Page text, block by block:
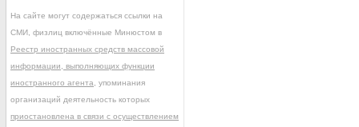
На сайте могут содержаться ссылки на
СМИ, физлиц включённые Минюстом в
Реестр иностранных средств массовой
информации, выполняющих функции
иностранного агента , упоминания
организаций деятельность которых
приостановлена в связи с осуществлением